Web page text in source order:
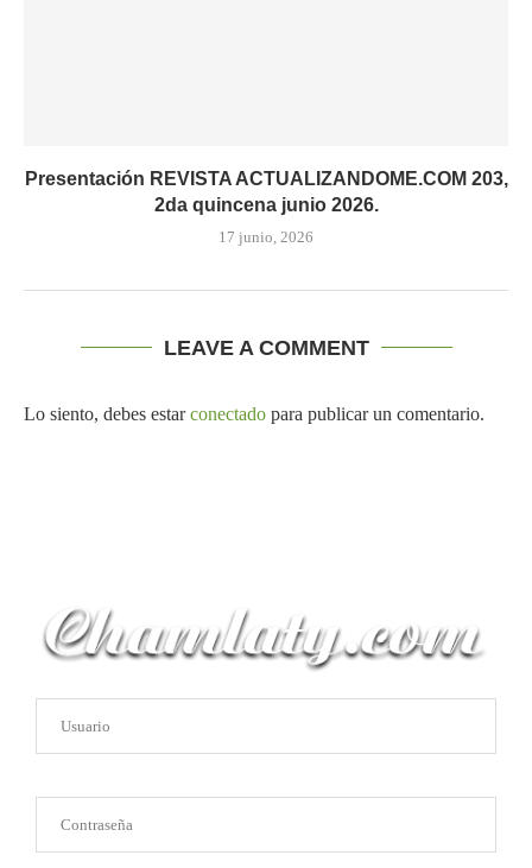
Presentación REVISTA ACTUALIZANDOME.COM 203,
2da quincena junio 2026.
17 junio, 2026
LEAVE A COMMENT
Lo siento, debes estarconectado para publicar un comentario.